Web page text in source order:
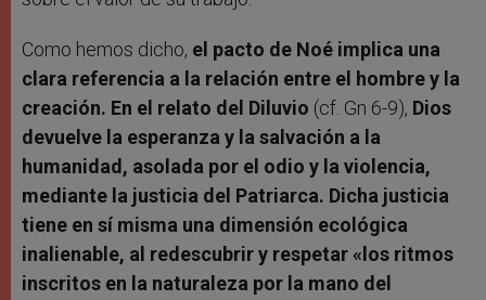
Como hemos dicho, el pacto de Noé implica una
clara referencia a la relación entre el hombre y la
creación. En el relato del Diluvio (cf. Gn 6-9), Dios
devuelve la esperanza y la salvación a la
humanidad, asolada por el odio y la violencia,
mediante la justicia del Patriarca. Dicha justicia
tiene en sí misma una dimensión ecológica
inalienable, al redescubrir y respetar «los ritmos
inscritos en la naturaleza por la mano del